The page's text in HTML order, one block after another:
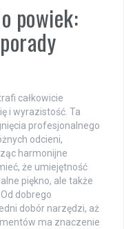
powiek:
całkowicie
i wyrazistość. Ta
profesjonalnego
odcieni,
harmonijne
że umiejętność
piękno, ale także
dobrego
dobór narzędzi, aż
ma znaczenie